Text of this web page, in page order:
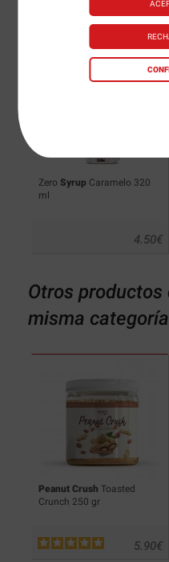
nuestros
Zero Syrup Caramelo 320
ml
€
4.50
Otros productos
misma categoría
Peanut Crush Toasted
Crunch 250 gr
€
5.90